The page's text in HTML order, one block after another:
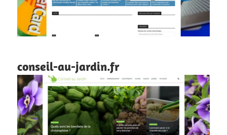
conseil-au-jardin.fr